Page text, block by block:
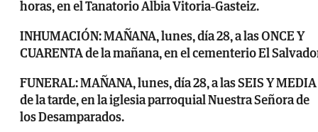
horas, en el Tanatorio Albia Vitoria-Gasteiz.
INHUMACIÓN: MAÑANA, lunes, día 28, a las ONCE Y
CUARENTA de la mañana, en el cementerio El
FUNERAL: MAÑANA, lunes, día 28, a las SEIS Y MEDIA
de la tarde, en la iglesia parroquial Nuestra Señora de
los Desamparados.